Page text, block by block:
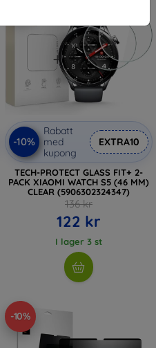
-10%
Rabatt
med
kupong
EXTRA10
TECH-PROTECT GLASS FIT+ 2-
PACK XIAOMI WATCH S5 (46 MM)
CLEAR (5906302324347)
136 kr
122 kr
I lager 3 st
-10%